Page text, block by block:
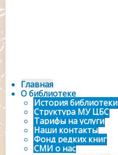
Главная
О библиотеке
История библиотеки
Структура МУ ЦБС
Тарифы на услуги
Наши контакты
Фонд редких книг
СМИ о нас